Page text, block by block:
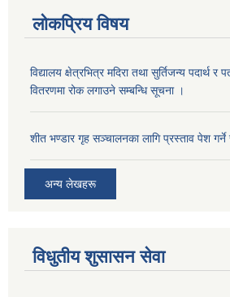
लोकप्रिय विषय
विद्यालय क्षेत्रभित्र मदिरा तथा सुर्तिजन्य पदार्थ र
वितरणमा रोक लगाउने सम्बन्धि सूचना ।
शीत भण्डार गृह सञ्चालनका लागि प्रस्ताव पेश गर्ने
अन्य लेखहरू
विधुतीय शुसासन सेवा